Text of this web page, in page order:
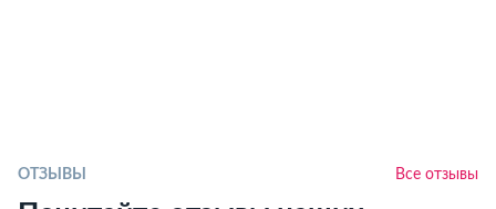
ОТЗЫВЫ Все отзывы